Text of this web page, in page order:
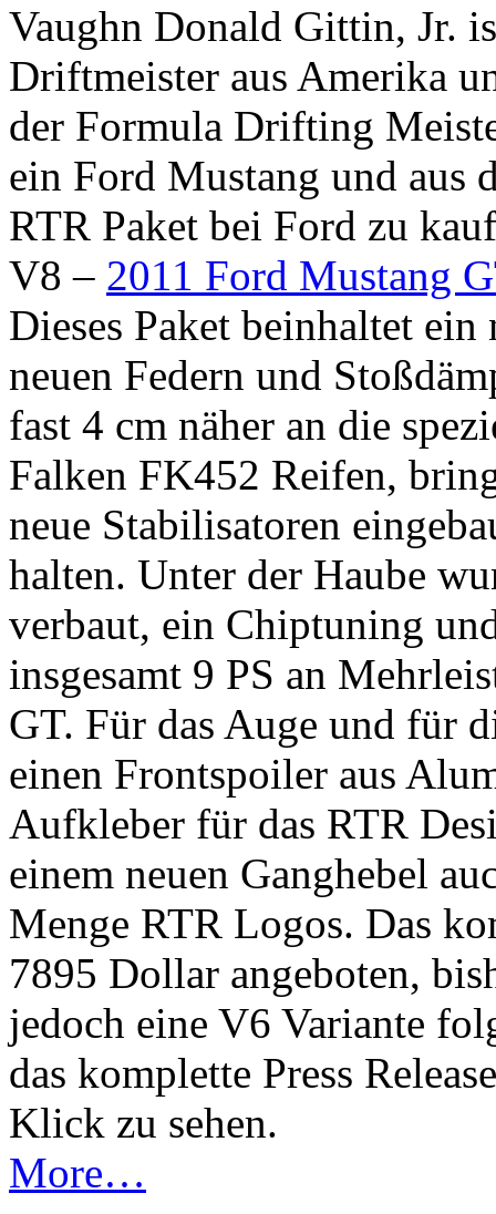
Vaughn Donald Gittin, Jr.
Driftmeister aus Amerika
der Formula Drifting
ein Ford Mustang und aus
RTR Paket bei Ford zu
V8 – 2011 Ford Mustang
Dieses Paket beinhaltet ein
neuen Federn und
fast 4 cm näher an die
Falken FK452 Reifen,
neue Stabilisatoren
halten. Unter der Haube
verbaut, ein Chiptuning
insgesamt 9 PS an
GT. Für das Auge und für
einen Frontspoiler aus
Aufkleber für das RTR
einem neuen Ganghebel
Menge RTR Logos. Das
7895 Dollar angeboten,
jedoch eine V6 Variante
das komplette Press
Klick zu sehen.
More…